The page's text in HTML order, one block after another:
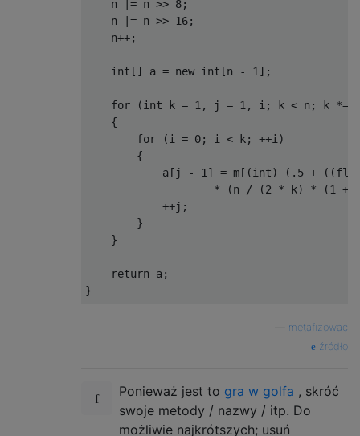
    n |= n >> 8;
    n |= n >> 16;
    n++;
    int[] a = new int[n - 1];
for (int k = 1, j = 1, i; k < n; k *=
    {
        for (i = 0; i < k; ++i)
        {
a[j - 1] = m[(int) (.5 +
* (n / (2 * k) * (1 +
            ++j;
        }
    }
    return a;
metafizować
źródło
Ponieważ jest to gra w golfa , skróć
swoje metody / nazwy / itp. Do
możliwie najkrótszych; usuń